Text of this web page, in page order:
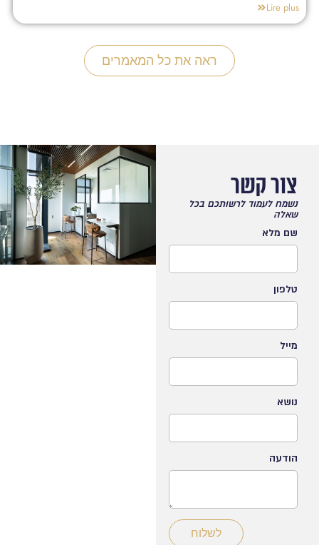
Lire plus
ראה את כל המאמרים
צור קשר
נשמח לעמוד לרשותכם בכל
שאלה
שם מלא
טלפון
מייל
נושא
הודעה
לשלוח